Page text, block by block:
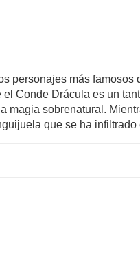
personajes más famosos
Conde Drácula es un
magia sobrenatural.
que se ha